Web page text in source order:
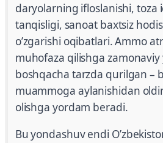
daryolarning ifloslanishi, toza
tanqisligi, sanoat baxtsiz
o’zgarishi oqibatlari. Ammo
muhofaza qilishga
boshqacha tarzda qurilgan –
muammoga aylanishidan
olishga yordam beradi.
Bu yondashuv endi